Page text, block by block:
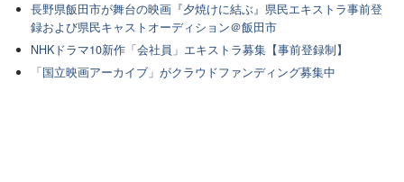
長野県飯田市が舞台の映画『夕焼けに結ぶ』県民エキストラ事前登
録および県民キャストオーディション＠飯田市
NHKドラマ10新作「会社員」エキストラ募集【事前登録制】
「国立映画アーカイブ」がクラウドファンディング募集中